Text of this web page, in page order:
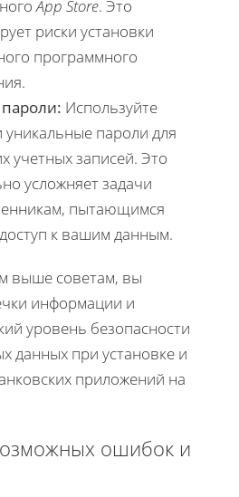
App Store. Это
риски установки
программного
Используйте
уникальные пароли для
учетных записей. Это
усложняет задачи
пытающимся
к вашим данным.
выше советам, вы
информации и
уровень безопасности
данных при установке и
приложений на
ошибок и